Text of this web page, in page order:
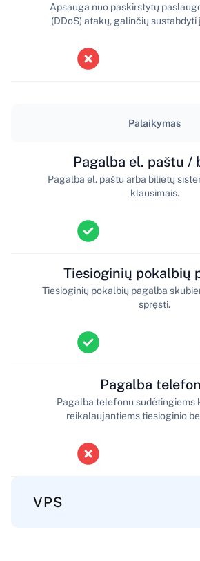
Apsauga nuo paskirstytų
(DDoS) atakų, galinčių sustabdyti
Palaikymas
Pagalba el. paštu /
Pagalba el. paštu arba bilietų
klausimais.
Tiesioginių pokalbių
Tiesioginių pokalbių pagalba
spręsti.
Pagalba
Pagalba telefonu sudėtingiems
reikalaujantiems tiesioginio
VPS